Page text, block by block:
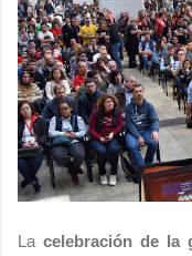
La celebración de la